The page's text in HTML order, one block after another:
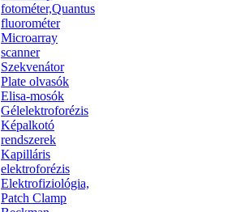
fotométer,Quantus
fluorométer
Microarray
scanner
Szekvenátor
Plate olvasók
Elisa-mosók
Gélelektroforézis
Képalkotó
rendszerek
Kapilláris
elektroforézis
Elektrofiziológia,
Patch Clamp